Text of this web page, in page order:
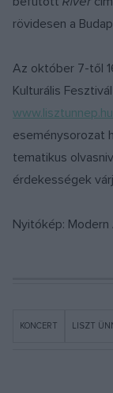
rövidesen a
Az október 7-től
Kulturális
www.lisztunnep.hu
eseménysorozat
tematikus
érdekességek
Nyitókép:
KONCERT LISZT